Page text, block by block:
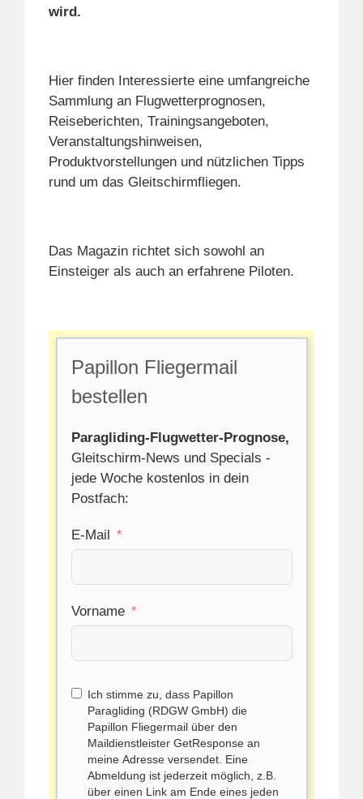
wird.
Hier finden Interessierte eine umfangreiche
Sammlung an Flugwetterprognosen,
Reiseberichten, Trainingsangeboten,
Veranstaltungshinweisen,
Produktvorstellungen und nützlichen Tipps
rund um das Gleitschirmfliegen.
Das Magazin richtet sich sowohl an
Einsteiger als auch an erfahrene Piloten.
Papillon Fliegermail
bestellen
Paragliding-Flugwetter-Prognose,
Gleitschirm-News und Specials -
jede Woche kostenlos in dein
Postfach:
E-Mail
Vorname
Ich stimme zu, dass Papillon
Paragliding (RDGW GmbH) die
Papillon Fliegermail über den
Maildienstleister GetResponse an
meine Adresse versendet. Eine
Abmeldung ist jederzeit möglich, z.B.
über einen Link am Ende eines jeden